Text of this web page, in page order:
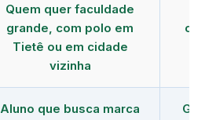
Quem quer faculdade
grande, com polo em
Tietê ou em cidade
vizinha
Aluno que busca marca